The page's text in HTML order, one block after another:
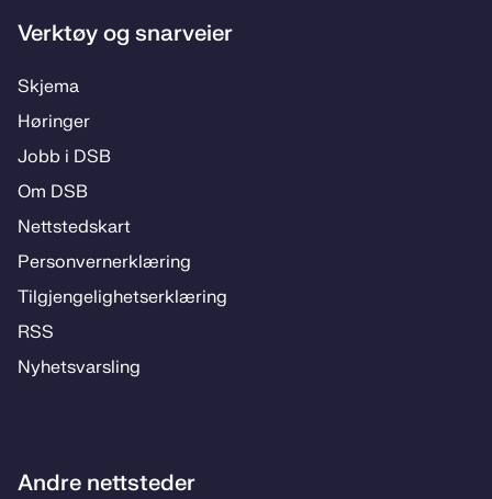
Verktøy og snarveier
Skjema
Høringer
Jobb i DSB
Om DSB
Nettstedskart
Personvernerklæring
Tilgjengelighetserklæring
RSS
Nyhetsvarsling
Andre nettsteder